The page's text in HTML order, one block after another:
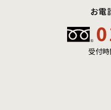
お電
受付